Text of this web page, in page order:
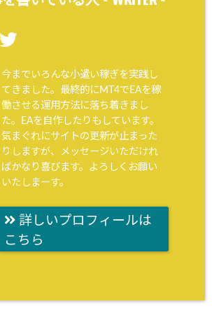
今までいろんな小遣い稼ぎを実践し
てきました。最終的にMT4でEAを稼
働させる運用方法に落ち着きまし
た。EAを自作したりもしています。
気まぐれにサイトの更新が止まった
りしますが、メッセージいただけれ
ばかなり喜びます。よろしくお願い
いたしまーす。
詳しいプロフィールは
こちら